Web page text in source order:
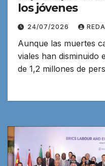
los jóvenes
24/07/2026
Aunque las muertes
viales han disminuido
de 1,2 millones de